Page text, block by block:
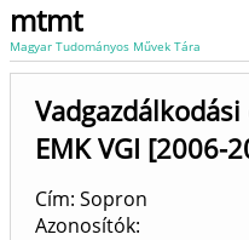
mtmt
Magyar Tudományos Művek Tára
EMK VGI [2006-
Cím: Sopron
Azonosítók